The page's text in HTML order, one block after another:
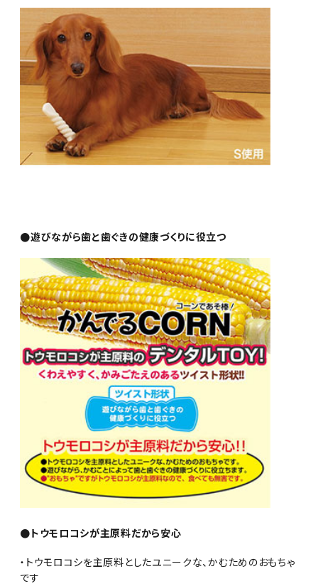
●遊びながら歯と歯ぐきの健康づくりに役立つ
●トウモロコシが主原料だから安心
・トウモロコシを主原料としたユニークな、かむためのおもちゃ
です